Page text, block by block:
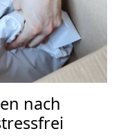
nach